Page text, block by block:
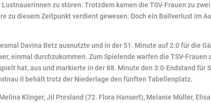
zu stören. Trotzdem kamen die TSV-Frauen zu
zu diesem Zeitpunkt verdient gewesen. Doch ein Ballverlust im
Davina Betz ausnutzte und in der 51. Minute auf 2:0 für die
einmal durchzukommen. Zum Spielende warfen die TSV-Frauen
hat, aus und markierte in der 88. Minute den 3:0-Endstand für
II behält trotz der Niederlage den fünften Tabellenplatz.
Klinger, Jil Presland (72. Flora Hansert), Melanie Müller,